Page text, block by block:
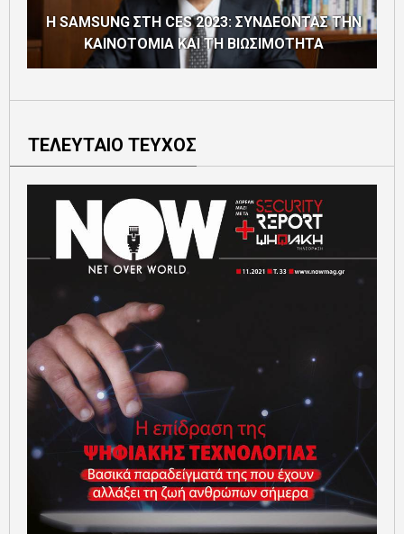
Η SAMSUNG ΣΤΗ CES 2023: ΣΥΝΔΕΟΝΤΑΣ ΤΗΝ
ΚΑΙΝΟΤΟΜΙΑ ΚΑΙ ΤΗ ΒΙΩΣΙΜΟΤΗΤΑ
ΤΕΛΕΥΤΑΙΟ ΤΕΥΧΟΣ